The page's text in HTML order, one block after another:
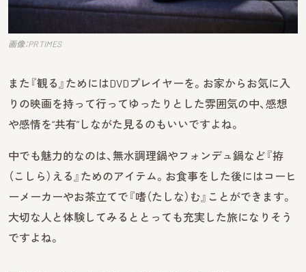
画像：PR TIMES
また『観る』ためにはDVDプレイヤーを。お家からお気に入
りの映画を持って行ってゆったりとした雰囲気の中、感想
や感情を“共有”しながた見るのもいいですよね。
中でも魅力的なのは、無水調理鍋やフォンデュ鍋など『拵
（こしら）える』ためのアイテム。お食事をした後にはコーヒ
ーメーカーやお茶立てで『嗜（たしな）む』ことができます。
大切な人と体験してみるととっても充実した旅になりそう
ですよね。